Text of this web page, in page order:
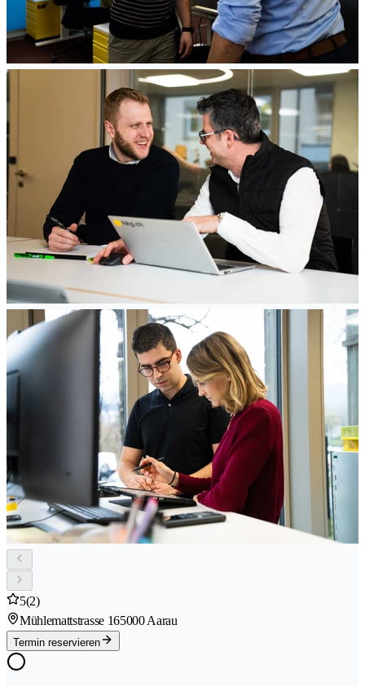
5(2)
Mühlemattstrasse 165000 Aarau
Termin reservieren